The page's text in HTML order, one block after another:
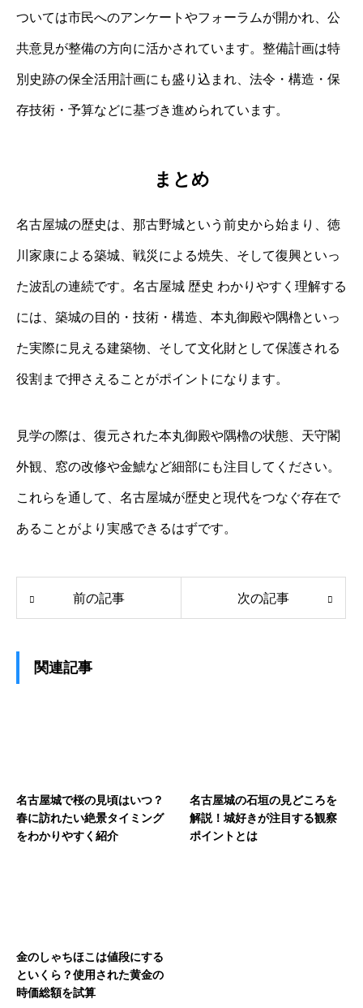
ついては市民へのアンケートやフォーラムが開かれ、公
共意見が整備の方向に活かされています。整備計画は特
別史跡の保全活用計画にも盛り込まれ、法令・構造・保
存技術・予算などに基づき進められています。
まとめ
名古屋城の歴史は、那古野城という前史から始まり、徳
川家康による築城、戦災による焼失、そして復興といっ
た波乱の連続です。名古屋城 歴史 わかりやすく理解する
には、築城の目的・技術・構造、本丸御殿や隅櫓といっ
た実際に見える建築物、そして文化財として保護される
役割まで押さえることがポイントになります。
見学の際は、復元された本丸御殿や隅櫓の状態、天守閣
外観、窓の改修や金鯱など細部にも注目してください。
これらを通して、名古屋城が歴史と現代をつなぐ存在で
あることがより実感できるはずです。
前の記事 次の記事
関連記事
名古屋城で桜の見頃はいつ？
春に訪れたい絶景タイミング
をわかりやすく紹介
名古屋城の石垣の見どころを
解説！城好きが注目する観察
ポイントとは
金のしゃちほこは値段にする
といくら？使用された黄金の
時価総額を試算